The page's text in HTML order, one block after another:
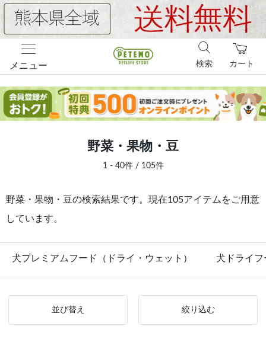
メニュー カート
検索
野菜・果物・豆
1 - 40件 / 105件
野菜・果物・豆の検索結果です。現在105アイテムをご用意
しています。
犬プレミアムフード（ドライ・ウェット） 犬ドライフ
並び替え 絞り込む